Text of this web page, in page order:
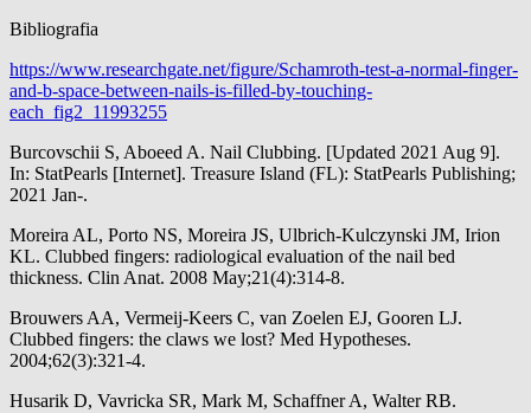
Bibliografia
https://www.researchgate.net/figure/Schamroth-test-a-normal-finger-
and-b-space-between-nails-is-filled-by-touching-
each_fig2_11993255
Burcovschii S, Aboeed A. Nail Clubbing. [Updated 2021 Aug 9].
In: StatPearls [Internet]. Treasure Island (FL): StatPearls Publishing;
2021 Jan-.
Moreira AL, Porto NS, Moreira JS, Ulbrich-Kulczynski JM, Irion
KL. Clubbed fingers: radiological evaluation of the nail bed
thickness. Clin Anat. 2008 May;21(4):314-8.
Brouwers AA, Vermeij-Keers C, van Zoelen EJ, Gooren LJ.
Clubbed fingers: the claws we lost? Med Hypotheses.
2004;62(3):321-4.
Husarik D, Vavricka SR, Mark M, Schaffner A, Walter RB.